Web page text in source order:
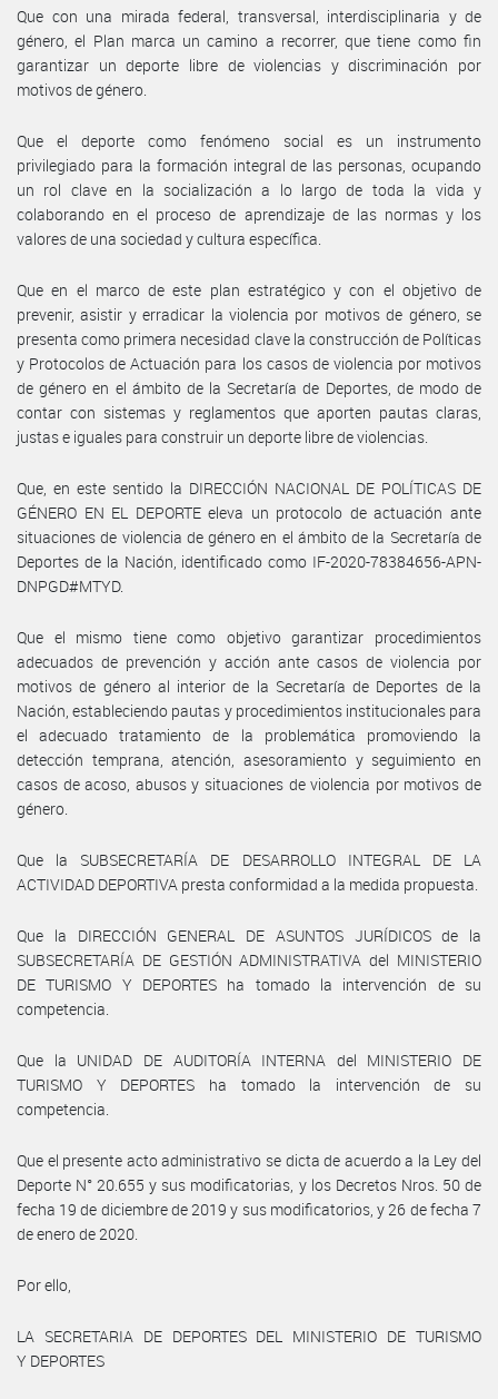
Que con una mirada federal, transversal, interdisciplinaria y de
género, el Plan marca un camino a recorrer, que tiene como fin
garantizar un deporte libre de violencias y discriminación por
motivos de género.
Que el deporte como fenómeno social es un instrumento
privilegiado para la formación integral de las personas, ocupando
un rol clave en la socialización a lo largo de toda la vida y
colaborando en el proceso de aprendizaje de las normas y los
valores de una sociedad y cultura específica.
Que en el marco de este plan estratégico y con el objetivo de
prevenir, asistir y erradicar la violencia por motivos de género, se
presenta como primera necesidad clave la construcción de Políticas
y Protocolos de Actuación para los casos de violencia por motivos
de género en el ámbito de la Secretaría de Deportes, de modo de
contar con sistemas y reglamentos que aporten pautas claras,
justas e iguales para construir un deporte libre de violencias.
Que, en este sentido la DIRECCIÓN NACIONAL DE POLÍTICAS DE
GÉNERO EN EL DEPORTE eleva un protocolo de actuación ante
situaciones de violencia de género en el ámbito de la Secretaría de
Deportes de la Nación, identificado como IF-2020-78384656-APN-
DNPGD#MTYD.
Que el mismo tiene como objetivo garantizar procedimientos
adecuados de prevención y acción ante casos de violencia por
motivos de género al interior de la Secretaría de Deportes de la
Nación, estableciendo pautas y procedimientos institucionales para
el adecuado tratamiento de la problemática promoviendo la
detección temprana, atención, asesoramiento y seguimiento en
casos de acoso, abusos y situaciones de violencia por motivos de
género.
Que la SUBSECRETARÍA DE DESARROLLO INTEGRAL DE LA
ACTIVIDAD DEPORTIVA presta conformidad a la medida propuesta.
Que la DIRECCIÓN GENERAL DE ASUNTOS JURÍDICOS de la
SUBSECRETARÍA DE GESTIÓN ADMINISTRATIVA del MINISTERIO
DE TURISMO Y DEPORTES ha tomado la intervención de su
competencia.
Que la UNIDAD DE AUDITORÍA INTERNA del MINISTERIO DE
TURISMO Y DEPORTES ha tomado la intervención de su
competencia.
Que el presente acto administrativo se dicta de acuerdo a la Ley del
Deporte N° 20.655 y sus modificatorias, y los Decretos Nros. 50 de
fecha 19 de diciembre de 2019 y sus modificatorios, y 26 de fecha 7
de enero de 2020.
Por ello,
LA SECRETARIA DE DEPORTES DEL MINISTERIO DE TURISMO
Y DEPORTES